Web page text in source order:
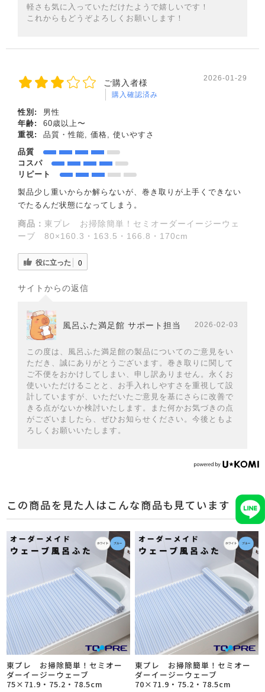
軽さも気に入っていただけたようで嬉しいです！
これからもどうぞよろしくお願いします！
ご購入者様
購入確認済み
2026-01-29
性別:
男性
年齢:
60歳以上〜
重視:
品質・性能, 価格, 使いやすさ
品質
コスパ
リピート
製品少し重いからか解らないが、巻き取りが上手くできない
でたるんだ状態になってしまう。
商品： 東プレ お掃除簡単！セミオーダーイージーウェ
ーブ 80×160.3・163.5・166.8・170cm
役に立った 0
サイトからの返信
風呂ふた満足館 サポート担当 2026-02-03
この度は、風呂ふた満足館の製品についてのご意見をい
ただき、誠にありがとうございます。巻き取りに関して
ご不便をおかけしてしまい、申し訳ありません。永くお
使いいただけることと、お手入れしやすさを重視して設
計していますが、いただいたご意見を基にさらに改善で
きる点がないか検討いたします。また何かお気づきの点
がございましたら、ぜひお知らせください。今後ともよ
ろしくお願いいたします。
この商品を見た人はこんな商品も見ています
東プレ お掃除簡単！セミオー
ダーイージーウェーブ
75×71.9・75.2・78.5cm
東プレ お掃除簡単！セミオー
ダーイージーウェーブ
70×71.9・75.2・78.5cm